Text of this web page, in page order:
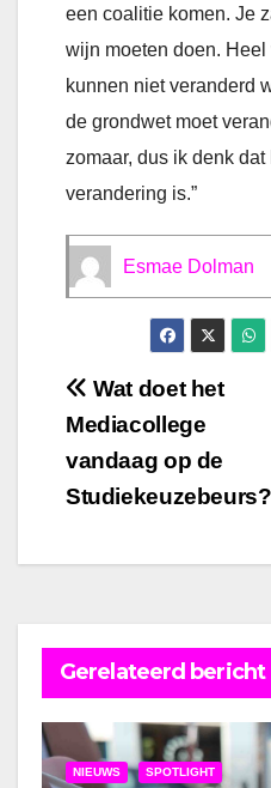
een coalitie komen. Je
wijn moeten doen.
kunnen niet veranderd
de grondwet moet
zomaar, dus ik denk
verandering is.”
Esmae Dolman
Bericht
navigatie
Wat doet het
Mediacollege
vandaag op de
Studiekeuzebeurs?
Gerelateerd bericht
NIEUWS SPOTLIGHT